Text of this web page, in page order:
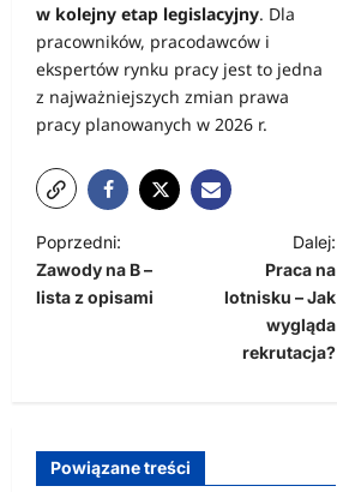
w kolejny etap legislacyjny. Dla
pracowników, pracodawców i
ekspertów rynku pracy jest to jedna
z najważniejszych zmian prawa
pracy planowanych w 2026 r.
Z
o
w
Poprzedni:
Zawody na B –
lista z opisami
Dalej:
Praca na
lotnisku – Jak
wygląda
rekrutacja?
Powiązane treści